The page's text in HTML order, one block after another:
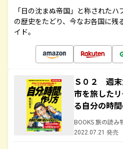
「日の沈まぬ帝国」と称された
の歴史をたどり、今なお各国に残
イド。
Ｓ０２ 週末
市を旅した
る自分の時
BOOKS 旅の読み
2022.07.21 発売